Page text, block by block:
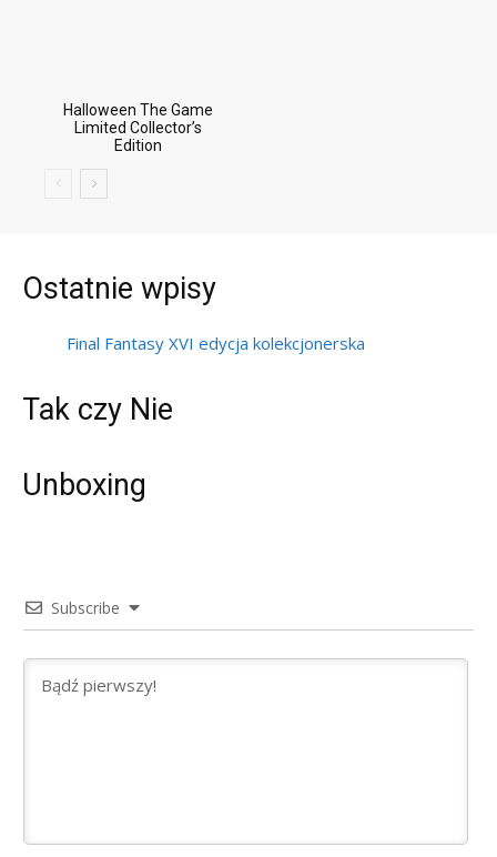
Halloween The Game
Limited Collector’s
Edition
Ostatnie wpisy
Final Fantasy XVI edycja kolekcjonerska
Tak czy Nie
Unboxing
Subscribe